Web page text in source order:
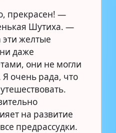
прекрасен! —
Шутиха. —
желтые
даже
они не могли
Я очень рада, что
на развитие
предрассудки.